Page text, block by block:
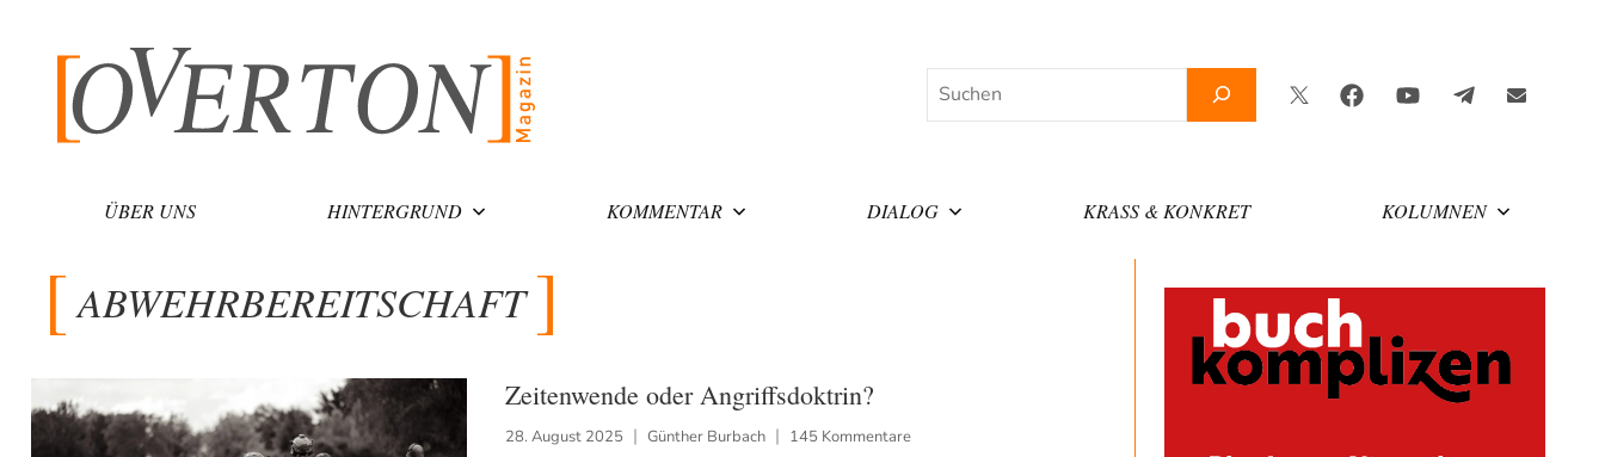
Suchen
TwitterFacebookYouTubeTelegramNewsletter
ÜBER UNS HINTERGRUND KOMMENTAR DIALOG KRASS & KONKRET KOLUMNEN
ABWEHRBEREITSCHAFT
Zeitenwende oder Angriffsdoktrin?
28. August 2025 Günther Burbach 145 Kommentare